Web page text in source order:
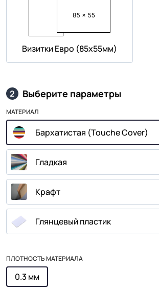
Визитки Евро (85х55мм)
2 Выберите параметры
МАТЕРИАЛ
Бархатистая (Touche Cover)
Гладкая
Крафт
Глянцевый пластик
ПЛОТНОСТЬ МАТЕРИАЛА
0.3 мм